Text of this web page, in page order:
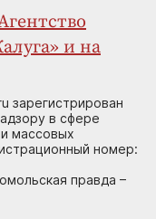
и на
зарегистрирован
в сфере
массовых
номер:
правда –